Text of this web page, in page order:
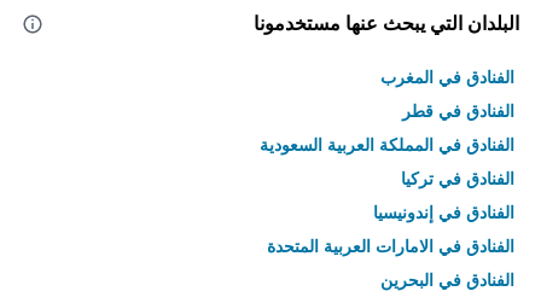
البلدان التي يبحث عنها مستخدمونا
الفنادق في المغرب
الفنادق في قطر
الفنادق في المملكة العربية السعودية
الفنادق في تركيا
الفنادق في إندونيسيا
الفنادق في الامارات العربية المتحدة
الفنادق في البحرين